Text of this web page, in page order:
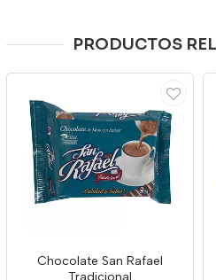
PRODUCTOS
Chocolate San Rafael
Tradicional